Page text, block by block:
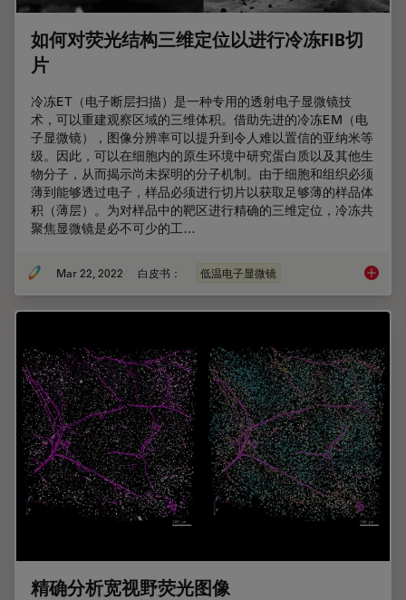
如何对荧光结构三维定位以进行冷冻FIB切
片
冷冻ET（电子断层扫描）是一种专用的透射电子显微镜技
术，可以重建观察区域的三维体积。借助先进的冷冻EM（电
子显微镜），图像分辨率可以提升到令人难以置信的亚纳米等
级。因此，可以在细胞内的原生环境中研究蛋白质以及其他生
物分子，从而揭示尚未探明的分子机制。由于细胞和组织必须
薄到能够透过电子，样品必须进行切片以获取足够薄的样品体
积（薄层）。为对样品中的靶区进行精确的三维定位，冷冻共
聚焦显微镜是必不可少的工…
Mar 22, 2022 白皮书： 低温电子显微镜 如何对
精确分析宽视野荧光图像